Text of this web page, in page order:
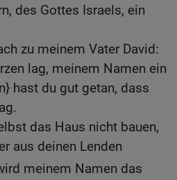
des Gottes Israels, ein
zu meinem Vater David:
lag, meinem Namen ein
hast du gut getan, dass
das Haus nicht bauen,
aus deinen Lenden
meinem Namen das